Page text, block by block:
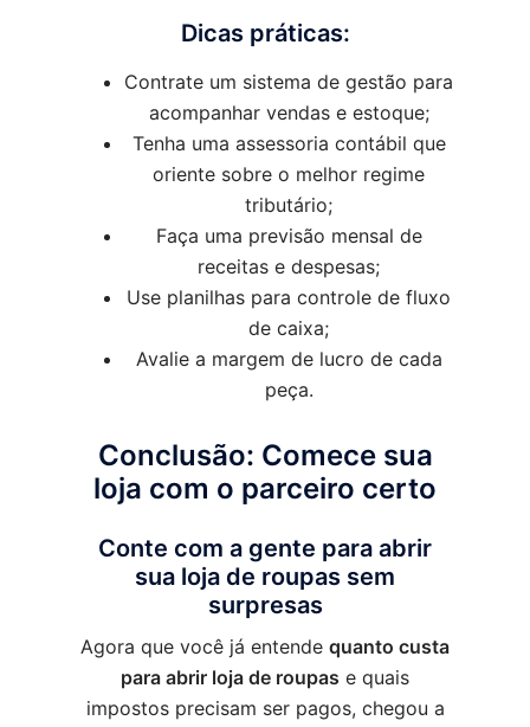
Dicas práticas:
Contrate um sistema de gestão para
acompanhar vendas e estoque;
Tenha uma assessoria contábil que
oriente sobre o melhor regime
tributário;
Faça uma previsão mensal de
receitas e despesas;
Use planilhas para controle de fluxo
de caixa;
Avalie a margem de lucro de cada
peça.
Conclusão: Comece sua
loja com o parceiro certo
Conte com a gente para abrir
sua loja de roupas sem
surpresas
Agora que você já entende quanto custa
para abrir loja de roupas e quais
impostos precisam ser pagos, chegou a